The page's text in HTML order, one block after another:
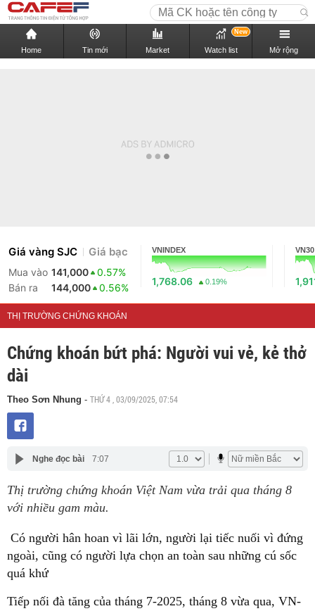
Home Tin mới Market Watch list
New
Mở rộng
Giá vàng SJC Giá bạc
Mua vào 141,000
0.57%
Bán ra
144,000 0.56%
VNINDEX
1,768.06 0.19%
VN30
THỊ TRƯỜNG CHỨNG KHOÁN
Chứng khoán bứt phá: Người vui vẻ, kẻ thở
dài
Theo Sơn Nhung - THỨ 4 , 03/09/2025, 07:54
Nghe đọc bài 7:07
Thị trường chứng khoán Việt Nam vừa trải qua tháng 8
với nhiều gam màu.
Có người hân hoan vì lãi lớn, người lại tiếc nuối vì đứng
ngoài, cũng có người lựa chọn an toàn sau những cú sốc
quá khứ
Tiếp nối đà tăng của tháng 7-2025, tháng 8 vừa qua, VN-